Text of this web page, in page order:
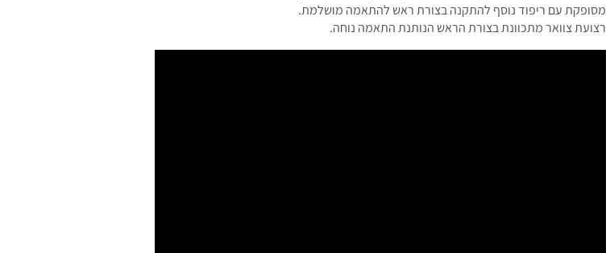
מסופקת עם ריפוד נוסף להתקנה בצורת ראש להתאמה מושלמת.
רצועת צוואר מתכוונת בצורת הראש הנותנת התאמה נוחה.